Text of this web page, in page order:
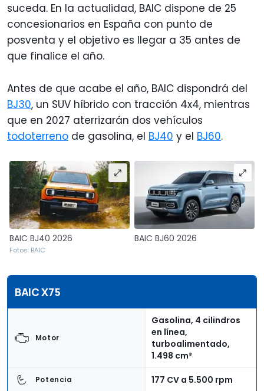
suceda. En la actualidad, BAIC dispone de 25
concesionarios en España con punto de
posventa y el objetivo es llegar a 35 antes de
que finalice el año.
Antes de que acabe el año, BAIC dispondrá del
BJ30, un SUV híbrido con tracción 4x4, mientras
que en 2027 aterrizarán dos vehículos
todoterreno de gasolina, el BJ40 y el BJ60.
BAIC BJ40 2026
Fotos: BAIC
BAIC BJ60 2026
BAIC X75
Motor
Gasolina, 4 cilindros
en línea,
turboalimentado,
1.498 cm³
Potencia 177 CV a 5.500 rpm